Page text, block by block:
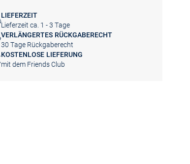
LIEFERZEIT
Lieferzeit ca. 1 - 3 Tage
VERLÄNGERTES RÜCKGABERECHT
30 Tage Rückgaberecht
KOSTENLOSE LIEFERUNG
mit dem Friends Club